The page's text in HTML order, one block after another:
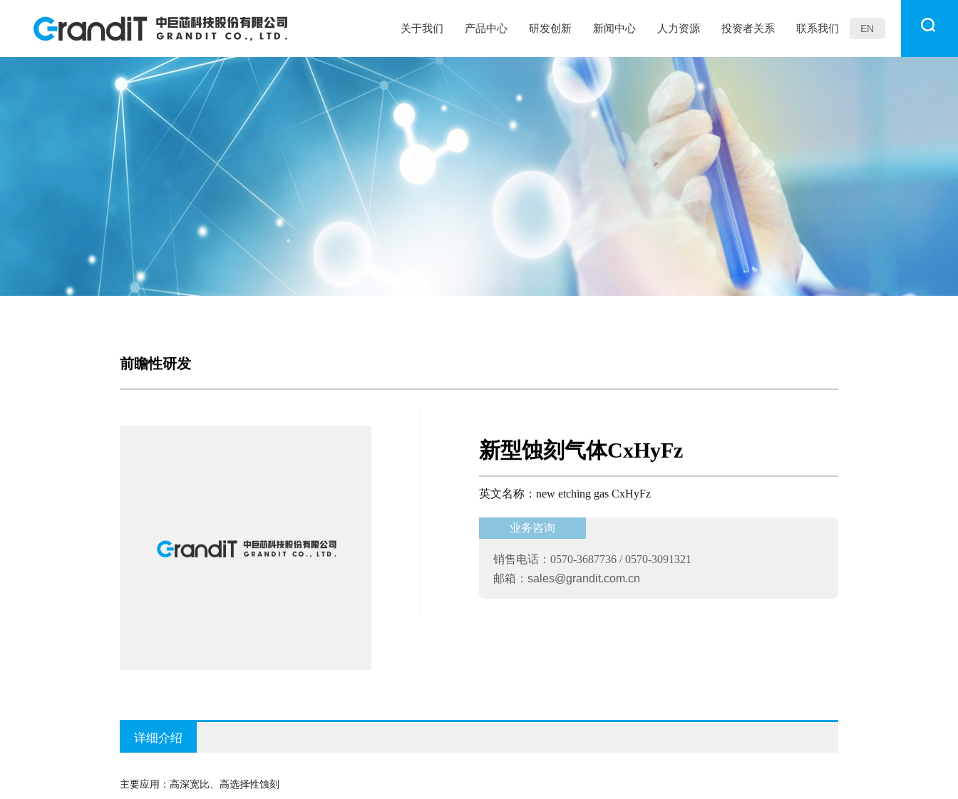
关于我们 产品中心 研发创新 新闻中心 人力资源 投资者关系 联系我们 EN
ABOUT US
关于我们
企业简介
发展历程
企业文化
荣誉资质
社会责任
PRODUCTS
产品中心
半导体晶圆制造
硅/化合物衬底片制造
半导体显示制造
光纤光棒制造
光伏制造
R&D
研发创新
替代性研发
前瞻性研发
NEWS
新闻中心
新闻动态
声明公告
HUMAN RESOURCES
人力资源
人才理念
人才招聘
INVESTOR RELATIONS
投资者关系
前瞻性研发
新型蚀刻气体CxHyFz
英文名称：new etching gas CxHyFz
业务咨询
销售电话：0570-3687736 / 0570-3091321
邮箱： sales@grandit.com.cn
详细介绍
主要应用：高深宽比、高选择性蚀刻